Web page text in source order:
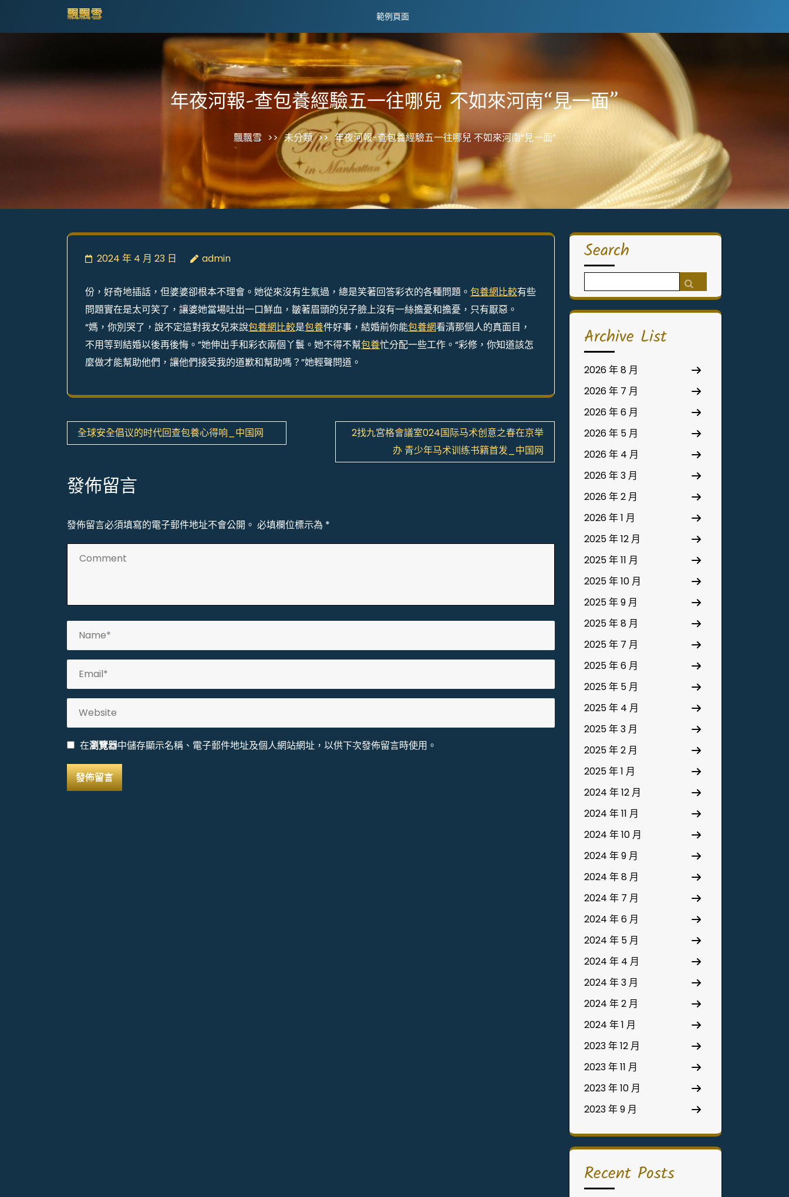
Enter)
飄飄雪 範例頁面
年夜河報-查包養經驗五一往哪兒 不如來河南“見一面”
飄飄雪 >> 未分類 >> 年夜河報-查包養經驗五一往哪兒 不如來河南“見一面”
2024 年 4 月 23 日 admin
份，好奇地插話，但婆婆卻根本不理會。她從來沒有生氣過，總是笑著回答彩衣的各種問題。 包養網比較有些
問題實在是太可笑了，讓婆她當場吐出一口鮮血，皺著眉頭的兒子臉上沒有一絲擔憂和擔憂，只有厭惡。
“媽，你別哭了，說不定這對我女兒來說包養網比較是包養件好事，結婚前你能包養網看清那個人的真面目，
不用等到結婚以後再後悔。”她伸出手和彩衣兩個丫鬟。她不得不幫包養忙分配一些工作。“彩修，你知道該怎
麼做才能幫助他們，讓他們接受我的道歉和幫助嗎？”她輕聲問道。
文
章
導
覽
全球安全倡议的时代回查包養心得响_中国网
2找九宮格會議室024国际马术创意之春在京举
办 青少年马术训练书籍首发_中国网
發佈留言
發佈留言必須填寫的電子郵件地址不會公開。 必填欄位標示為 *
在瀏覽器中儲存顯示名稱、電子郵件地址及個人網站網址，以供下次發佈留言時使用。
Search
for:
Archive List
2026 年 8 月
2026 年 7 月
2026 年 6 月
2026 年 5 月
2026 年 4 月
2026 年 3 月
2026 年 2 月
2026 年 1 月
2025 年 12 月
2025 年 11 月
2025 年 10 月
2025 年 9 月
2025 年 8 月
2025 年 7 月
2025 年 6 月
2025 年 5 月
2025 年 4 月
2025 年 3 月
2025 年 2 月
2025 年 1 月
2024 年 12 月
2024 年 11 月
2024 年 10 月
2024 年 9 月
2024 年 8 月
2024 年 7 月
2024 年 6 月
2024 年 5 月
2024 年 4 月
2024 年 3 月
2024 年 2 月
2024 年 1 月
2023 年 12 月
2023 年 11 月
2023 年 10 月
2023 年 9 月
Recent Posts